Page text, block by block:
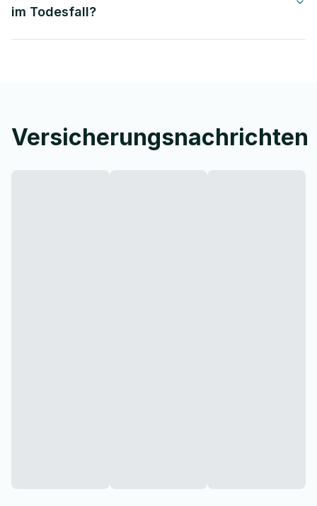
im Todesfall?
Versicherungsnachrichten